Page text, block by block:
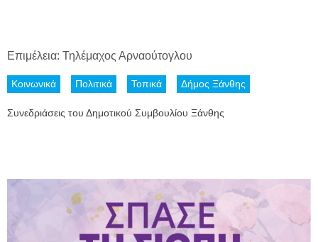
Επιμέλεια: Τηλέμαχος Αρναούτογλου
Κοινωνικά Πολιτικά Τοπικά Δήμος Ξάνθης
Συνεδριάσεις του Δημοτικού Συμβουλίου Ξάνθης